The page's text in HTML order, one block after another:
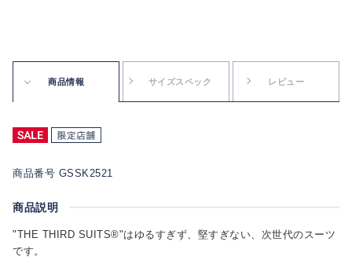
商品情報 サイズスペック レビュー
商品番号 GSSK2521
商品説明
"THE THIRD SUITS®"はゆるすぎず、堅すぎない、次世代のスーツ
です。